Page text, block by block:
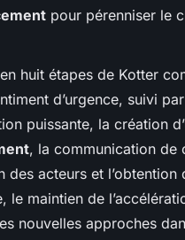
pour pérenniser le
huit étapes de Kotter
d’urgence, suivi
puissante, la création
, la communication de
des acteurs et
le maintien de
nouvelles approches